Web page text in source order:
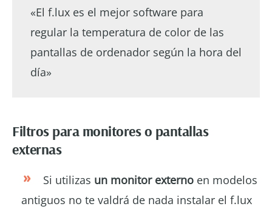
«El f.lux es el mejor software para
regular la temperatura de color de las
pantallas de ordenador según la hora del
día»
Filtros para monitores o pantallas
externas
Si utilizas un monitor externo en modelos
antiguos no te valdrá de nada instalar el f.lux